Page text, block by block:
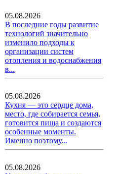
05.08.2026
В последние годы развитие
технологий значительно
изменило подходы к
организации систем
отопления и водоснабжения
в...
05.08.2026
Кухня — это сердце дома,
место, где собирается семья,
готовится пища и создаются
особенные моменты.
Именно поэтому...
05.08.2026